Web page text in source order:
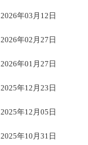
2026年03月12日
2026年02月27日
2026年01月27日
2025年12月23日
2025年12月05日
2025年10月31日